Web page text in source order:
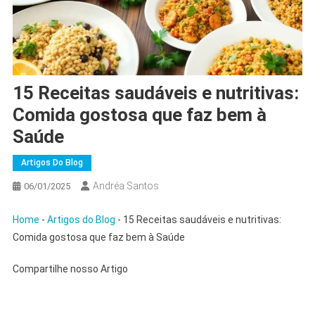
15 Receitas saudáveis e nutritivas:
Comida gostosa que faz bem à
Saúde
Artigos Do Blog
06/01/2025 Andréa Santos
Home - Artigos do Blog - 15 Receitas saudáveis e nutritivas:
Comida gostosa que faz bem à Saúde
Compartilhe nosso Artigo